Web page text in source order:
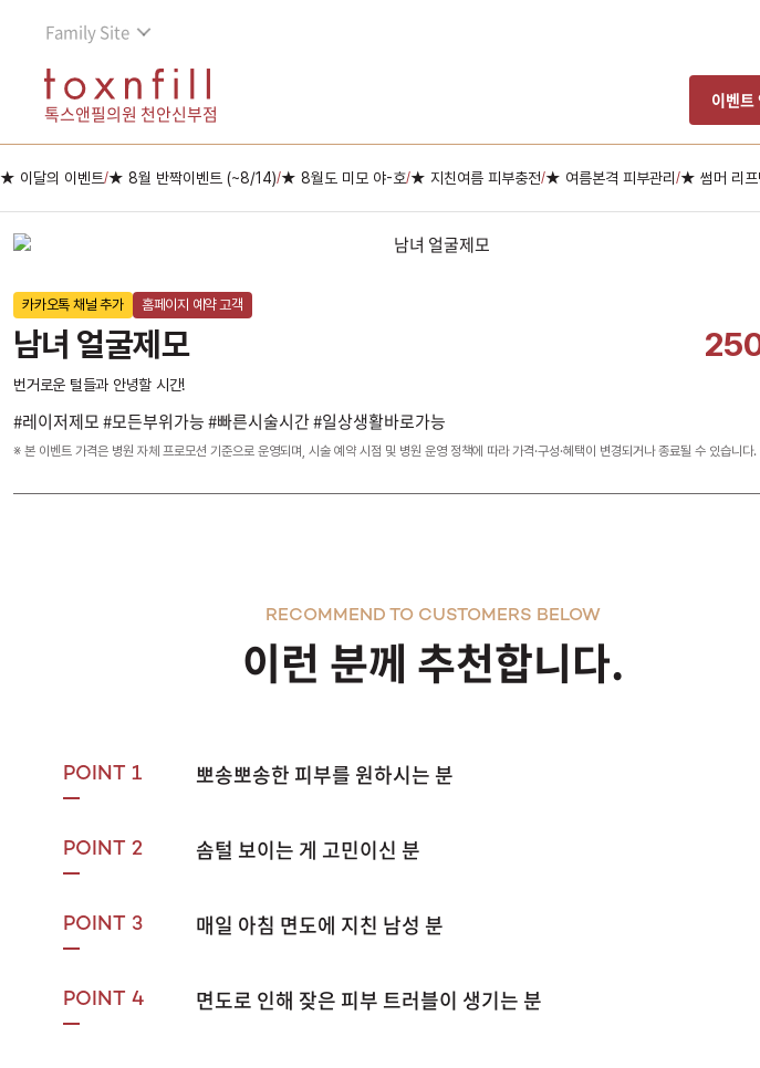
Family Site
톡스앤필의원 천안신부점
이벤트
★ 이달의 이벤트/★ 8월 반짝이벤트 (~8/14)/★ 8월도 미모 야-호/★ 지친여름 피부충전/★ 여름본격 피부관리 /★ 썸머 리프
카카오톡 채널 추가 홈페이지 예약 고객
남녀 얼굴제모
번거로운 털들과 안녕할 시간!
#레이저제모 #모든부위가능 #빠른시술시간 #일상생활바로가능
※ 본 이벤트 가격은 병원 자체 프로모션 기준으로 운영되며, 시술 예약 시점 및 병원 운영 정책에 따라 가격·구성·혜택이 변경되거나 종료될 수 있습니다.
이런 분께 추천합니다.
RECOMMEND TO CUSTOMERS BELOW
POINT 1 뽀송뽀송한 피부를 원하시는 분
POINT 2 솜털 보이는 게 고민이신 분
POINT 3 매일 아침 면도에 지친 남성 분
POINT 4 면도로 인해 잦은 피부 트러블이 생기는 분